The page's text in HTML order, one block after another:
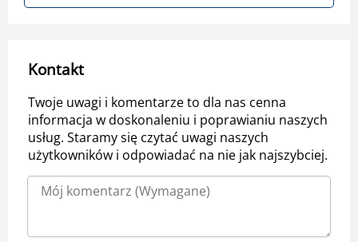
Kontakt
Twoje uwagi i komentarze to dla nas cenna
informacja w doskonaleniu i poprawianiu naszych
usług. Staramy się czytać uwagi naszych
użytkowników i odpowiadać na nie jak najszybciej.